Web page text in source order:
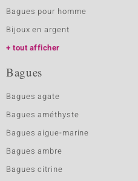
Bagues pour homme
Bijoux en argent
tout afficher
Bagues
Bagues agate
Bagues améthyste
Bagues aigue-marine
Bagues ambre
Bagues citrine